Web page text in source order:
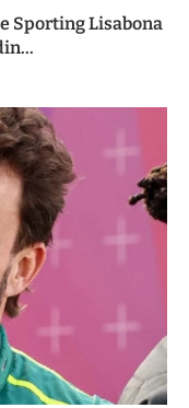
Sporting Lisabona